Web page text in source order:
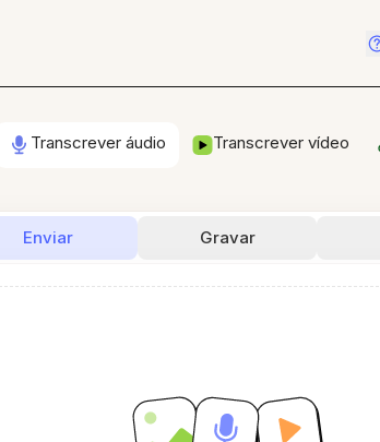
Transcrever áudio Transcrever vídeo
Enviar Gravar